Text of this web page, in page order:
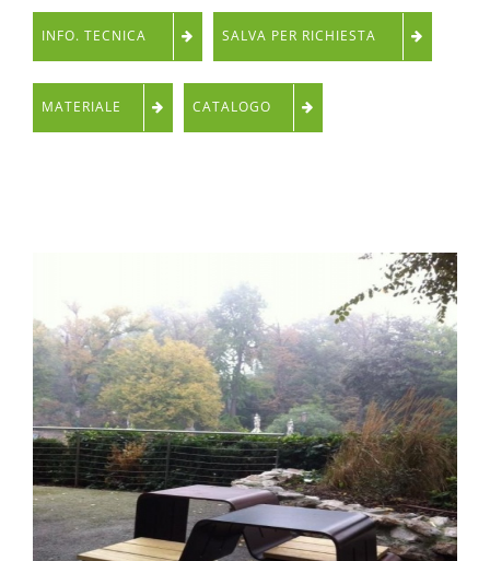
INFO. TECNICA SALVA PER RICHIESTA
MATERIALE CATALOGO